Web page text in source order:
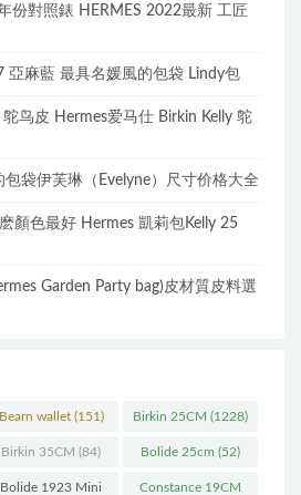
份對照錶 HERMES 2022最新 工匠
亞麻藍 最具名媛風的包袋 Lindy包
鸟皮 Hermes爱马仕 Birkin Kelly 鸵
袋伊芙琳（Evelyne）尺寸价格大全
顏色最好 Hermes 凱莉包Kelly 25
Garden Party bag)皮材質皮料選
Bearn wallet(151) Birkin 25CM (1228)
Birkin 35CM (84) Bolide 25cm (52)
Bolide 1923 Mini Constance 19CM